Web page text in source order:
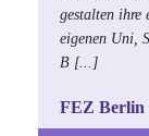
gestalten ihre
eigenen Uni,
B [...]
FEZ Berlin